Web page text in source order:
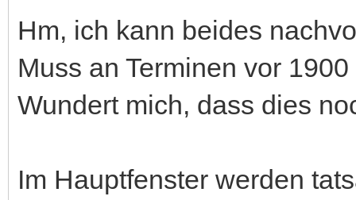
Hm, ich kann beides
Muss an Terminen vor
Wundert mich, dass dies
Im Hauptfenster werden